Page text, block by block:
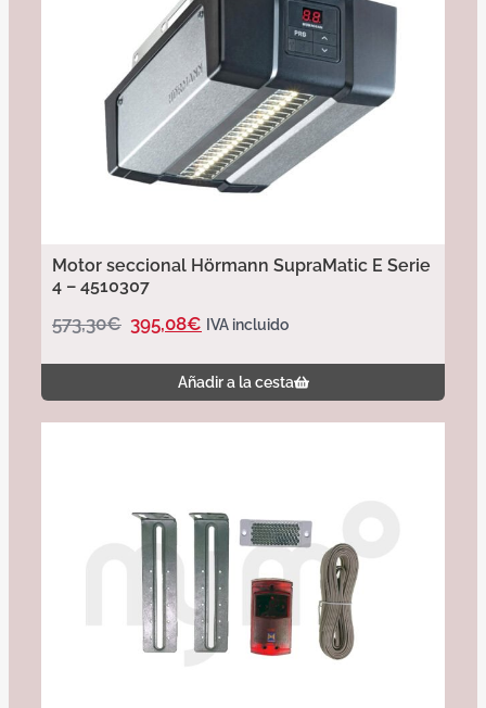
Motor seccional Hörmann SupraMatic E Serie
4 – 4510307
573,30€ 395,08€ IVA incluido
Añadir a la cesta